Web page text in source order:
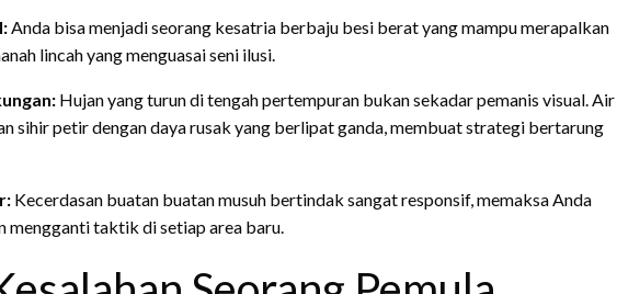
Anda bisa menjadi seorang kesatria berbaju besi berat yang mampu merapalkan
lincah yang menguasai seni ilusi.
Hujan yang turun di tengah pertempuran bukan sekadar pemanis visual. Air
sihir petir dengan daya rusak yang berlipat ganda, membuat strategi bertarung
Kecerdasan buatan buatan musuh bertindak sangat responsif, memaksa Anda
mengganti taktik di setiap area baru.